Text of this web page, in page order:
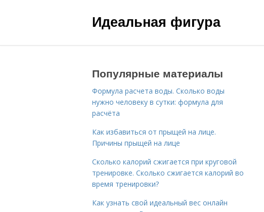
Идеальная фигура
Популярные материалы
Формула расчета воды. Сколько воды
нужно человеку в сутки: формула для
расчёта
Как избавиться от прыщей на лице.
Причины прыщей на лице
Сколько калорий сжигается при круговой
тренировке. Сколько сжигается калорий во
время тренировки?
Как узнать свой идеальный вес онлайн